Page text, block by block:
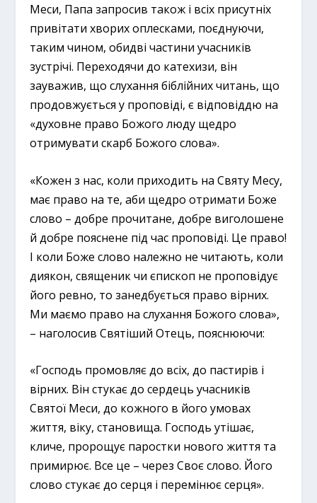
Меси, Папа запросив також і всіх присутніх
привітати хворих оплесками, поєднуючи,
таким чином, обидві частини учасників
зустрічі. Переходячи до катехизи, він
зауважив, що слухання біблійних читань, що
продовжується у проповіді, є відповіддю на
«духовне право Божого люду щедро
отримувати скарб Божого слова».
«Кожен з нас, коли приходить на Святу Месу,
має право на те, аби щедро отримати Боже
слово – добре прочитане, добре виголошене
й добре пояснене під час проповіді. Це право!
І коли Боже слово належно не читають, коли
диякон, священик чи єпископ не проповідує
його ревно, то занедбується право вірних.
Ми маємо право на слухання Божого слова»,
– наголосив Святіший Отець, пояснюючи:
«Господь промовляє до всіх, до пастирів і
вірних. Він стукає до сердець учасників
Святої Меси, до кожного в його умовах
життя, віку, становища. Господь утішає,
кличе, пророщує паростки нового життя та
примирює. Все це – через Своє слово. Його
слово стукає до серця і перемінює серця».